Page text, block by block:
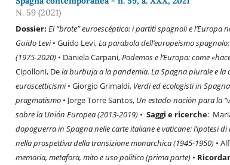
N. 59 (2021)
Dossier:El “brote” euroescéptico: i partiti spagnoli e l’Europa
Guido Levi• Guido Levi,Laparabola dell’europeismo
(1975-2020) • Daniela Carpani,Podemos e l’Europa: come
Cipolloni, Dela burbuja a la pandemia. La Spagna plurale e la
euroscetticismi• Giorgio Grimaldi, Verdi ed ecologisti in
pragmatismo • Jorge Torre Santos, Un estado-nación para la
sobre la Unión Europea (2013-2019) •Saggi e ricerche:
dopoguerra in Spagna nelle carte italiane e vaticane: l’ipotesi
nella prospettiva della transizione monarchica (1945-1950) •
memoria, metafora, mito e uso politico (prima parte) •